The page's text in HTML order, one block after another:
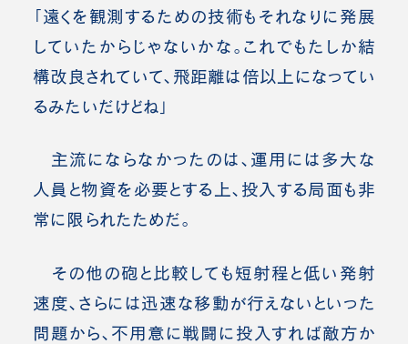
「遠くを観測するための技術もそれなりに発展
していたからじゃないかな。これでもたしか結
構改良されていて、飛距離は倍以上になってい
るみたいだけどね」
主流にならなかったのは、運用には多大な
人員と物資を必要とする上、投入する局面も非
常に限られたためだ。
その他の砲と比較しても短射程と低い発射
速度、さらには迅速な移動が行えないといった
問題から、不用意に戦闘に投入すれば敵方か